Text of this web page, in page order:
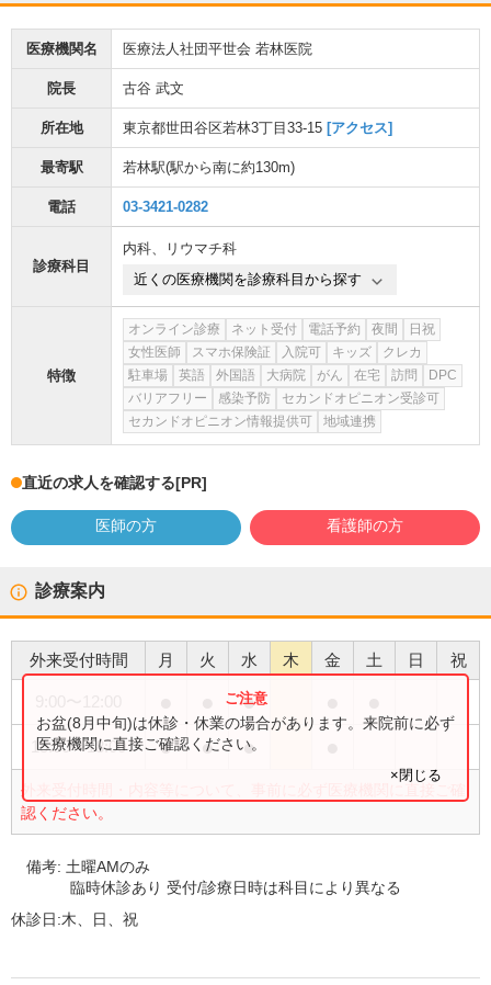
医療機関名 医療法人社団平世会 若林医院
院長 古谷 武文
所在地 東京都世田谷区若林3丁目33-15 [アクセス]
最寄駅 若林駅(駅から南に約130m)
電話 03-3421-0282
診療科目
内科、
リウマチ科
近くの医療機関を診療科目から探す
特徴
オンライン診療 ネット受付 電話予約 夜間
日祝
女性医師
スマホ保険証 入院可 キッズ
クレカ
駐車場
英語 外国語 大病院 がん 在宅 訪問
DPC
バリアフリー
感染予防
セカンドオピニオン受診可
セカンドオピニオン情報提供可
地域連携
直近の求人を確認する[PR]
医師の方 看護師の方
診療案内
外来受付時間 月 火 水 木 金 土 日 祝
●
15:00〜18:00 ● ● ●
外来受付時間・内容等について、事前に必ず医療機関に直接ご確
認ください。
お盆(8月中旬)は休診・休業の場合があります。来院前に必ず
医療機関に直接ご確認ください。
×閉じる
備考: 土曜AMのみ
臨時休診あり 受付/診療日時は科目により異なる
休診日:木、日、祝